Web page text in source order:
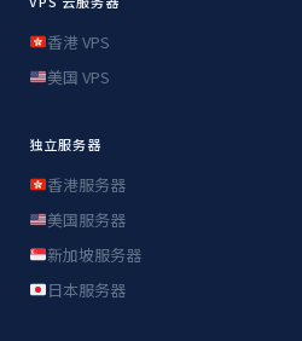
香港 VPS
美国 VPS
独立服务器
香港服务器
美国服务器
新加坡服务器
日本服务器